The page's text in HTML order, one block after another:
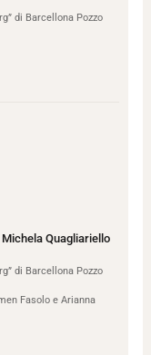
di Barcellona Pozzo
Quagliariello
di Barcellona Pozzo
Fasolo e Arianna